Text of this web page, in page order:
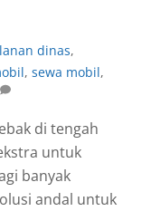
dinas,
,sewa mobil,
di tengah
untuk
banyak
andal untuk